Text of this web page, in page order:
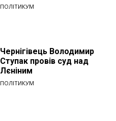
ПОЛІТИКУМ
Чернігівець Володимир
Ступак провів суд над
Лєніним
ПОЛІТИКУМ